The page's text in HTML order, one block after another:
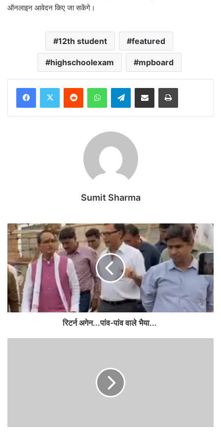
ऑनलाइन आवेदन किए जा सकेंगे।
12th student featured
highschoolexam mpboard
Telegram
Sumit Sharma
रिटर्न अगेन...पांव-पांव वाले भैया...